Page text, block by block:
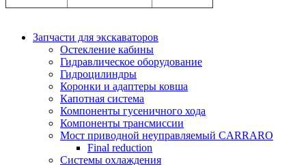
Запчасти для экскаваторов
Остекление кабины
Гидравлическое оборудование
Гидроцилиндры
Коронки и адаптеры ковша
Капотная система
Компоненты гусеничного хода
Компоненты трансмиссии
Мост приводной неуправляемый CARRARO
Final reduction
Системы охлаждения